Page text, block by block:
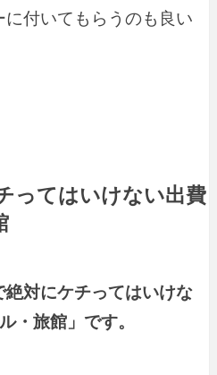
付いてもらうのも良い
ってはいけない出費
対にケチってはいけな
・旅館」です。